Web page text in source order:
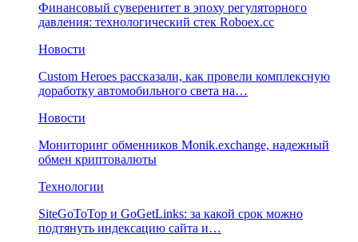
Финансовый суверенитет в эпоху регуляторного
давления: технологический стек Roboex.cc
Новости
Custom Heroes рассказали, как провели комплексную
доработку автомобильного света на…
Новости
Мониторинг обменников Monik.exchange, надежный
обмен криптовалюты
Технологии
SiteGoToTop и GoGetLinks: за какой срок можно
подтянуть индексацию сайта и…